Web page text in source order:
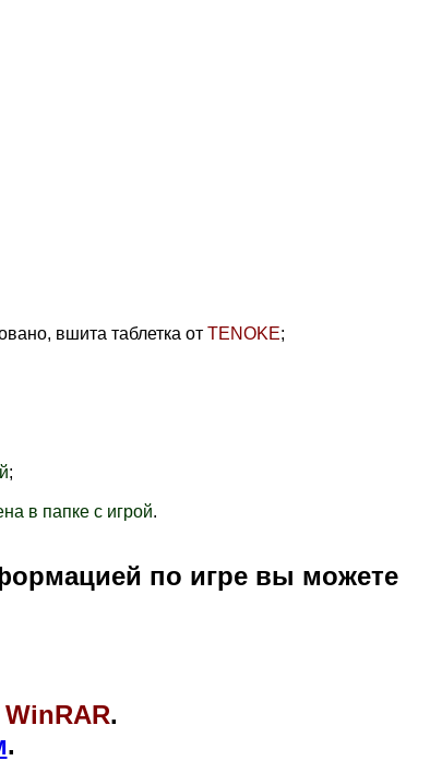
вшита таблетка от TENOKE;
;
в папке с игрой.
по игре вы можете
WinRAR.
.